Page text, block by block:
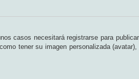
casos necesitará registrarse para
tener su imagen personalizada